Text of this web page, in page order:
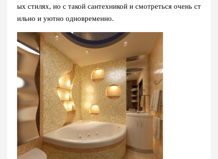
ых стилях, но с такой сантехникой и смотреться очень ст
ильно и уютно одновременно.